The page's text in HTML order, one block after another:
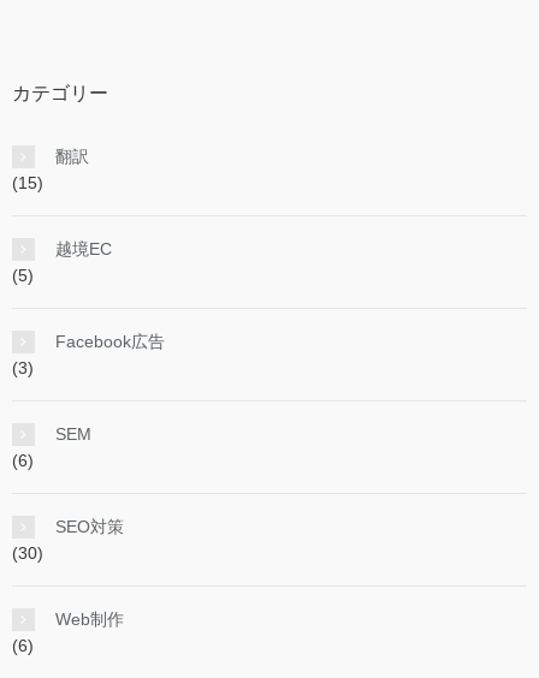
カテゴリー
翻訳
(15)
越境EC
(5)
Facebook広告
(3)
SEM
(6)
SEO対策
(30)
Web制作
(6)